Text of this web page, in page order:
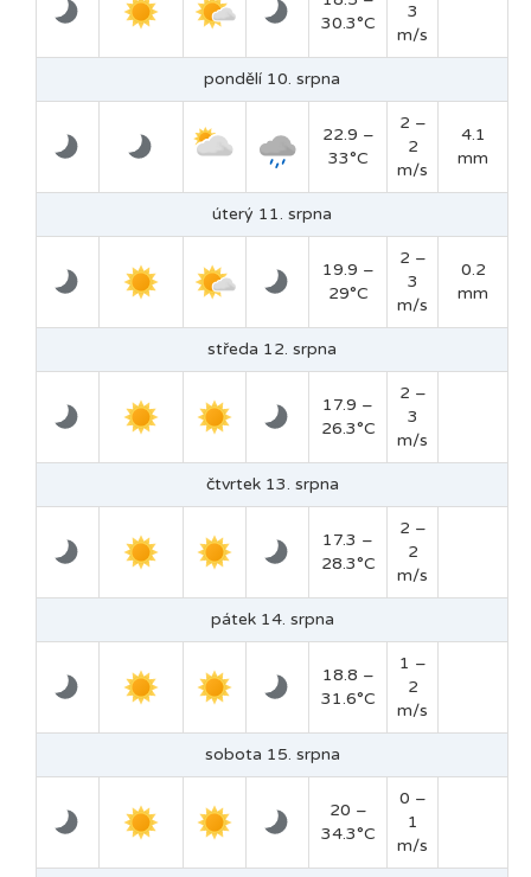
30.3°C
3
m/s
pondělí 10. srpna
22.9 –
33°C
2 –
2
m/s
4.1
mm
úterý 11. srpna
19.9 –
29°C
2 –
3
m/s
0.2
mm
středa 12. srpna
17.9 –
26.3°C
2 –
3
m/s
čtvrtek 13. srpna
17.3 –
28.3°C
2 –
2
m/s
pátek 14. srpna
18.8 –
31.6°C
1 –
2
m/s
sobota 15. srpna
20 –
34.3°C
0 –
1
m/s